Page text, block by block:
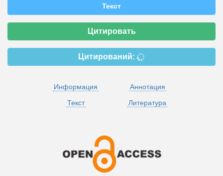
Текст
Цитировать
Цитирований:
Информация
Аннотация
Текст
Литература